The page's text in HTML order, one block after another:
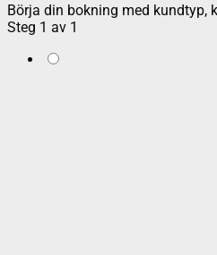
Börja din bokning med kundtyp,
Steg 1 av 1